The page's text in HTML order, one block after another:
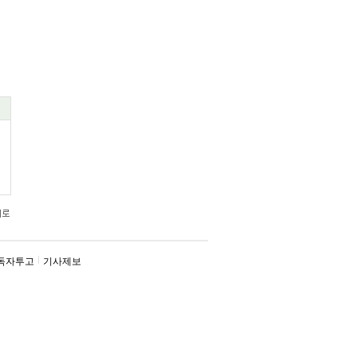
자투고 기사제보